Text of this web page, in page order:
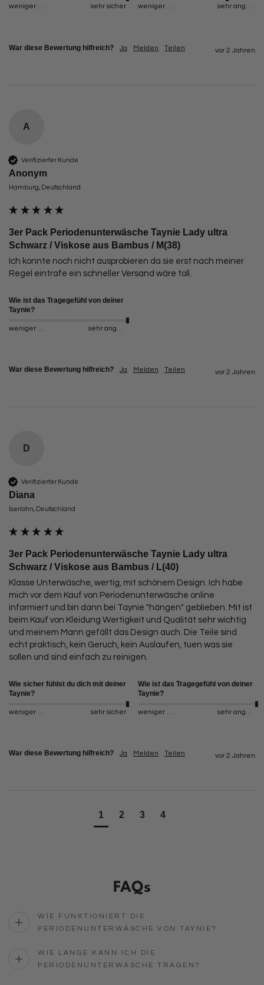
weniger sicher sehr sicher weniger angenehm sehr angenehm
War diese Bewertung hilfreich? Ja Melden Teilen vor 2 Jahren
A
Verifizierter Kunde
Anonym
Hamburg, Deutschland
3er Pack Periodenunterwäsche Taynie Lady ultra
Schwarz / Viskose aus Bambus / M(38)
Ich konnte noch nicht ausprobieren da sie erst nach meiner
Regel eintrafe ein schneller Versand wäre toll.
Wie ist das Tragegefühl von deiner
Taynie?
War diese Bewertung hilfreich? Ja Melden Teilen vor 2 Jahren
D
Verifizierter Kunde
Diana
Iserlohn, Deutschland
3er Pack Periodenunterwäsche Taynie Lady ultra
Schwarz / Viskose aus Bambus / L(40)
Klasse Unterwäsche, wertig, mit schönem Design. Ich habe
mich vor dem Kauf von Periodenunterwäsche online
informiert und bin dann bei Taynie "hängen" geblieben. Mit ist
beim Kauf von Kleidung Wertigkeit und Qualität sehr wichtig
und meinem Mann gefällt das Design auch. Die Teile sind
echt praktisch, kein Geruch, kein Auslaufen, tuen was sie
sollen und sind einfach zu reinigen.
Wie sicher fühlst du dich mit deiner
Taynie?
weniger sicher sehr sicher
Wie ist das Tragegefühl von deiner
Taynie?
weniger angenehm sehr angenehm
War diese Bewertung hilfreich? Ja Melden Teilen vor 2 Jahren
1 2 3 4
FAQs
WIE FUNKTIONIERT DIE
PERIODENUNTERWÄSCHE VON TAYNIE?
WIE LANGE KANN ICH DIE
PERIODENUNTERWÄSCHE TRAGEN?